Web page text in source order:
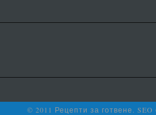
© 2011 Рецепти за готвене.